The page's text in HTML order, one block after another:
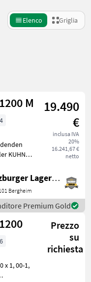
Elenco Griglia
M
19.490
€
inclusa IVA
20%
16.241,67 €
netto
KUHN
gewickelt
wird
Salzburger Lagerhaus-Technik
Bergheim
Premium Gold
Prezzo
su
richiesta
x 1, 00-1,